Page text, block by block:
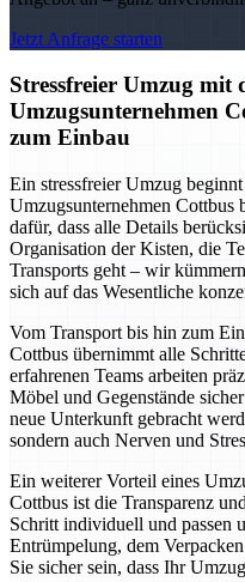
Jetzt Anfrage starten
Stressfreier Umzug mit
Umzugsunternehmen
zum Einbau
Ein stressfreier Umzug
Umzugsunternehmen Cottbus
dafür, dass alle Details
Organisation der Kisten, die
Transports geht – wir
sich auf das Wesentliche
Vom Transport bis hin zum
Cottbus übernimmt alle
erfahrenen Teams arbeiten
Möbel und Gegenstände
neue Unterkunft gebracht
sondern auch Nerven und
Ein weiterer Vorteil eines
Cottbus ist die Transparenz
Schritt individuell und passen
Entrümpelung, dem
Sie sicher sein, dass Ihr